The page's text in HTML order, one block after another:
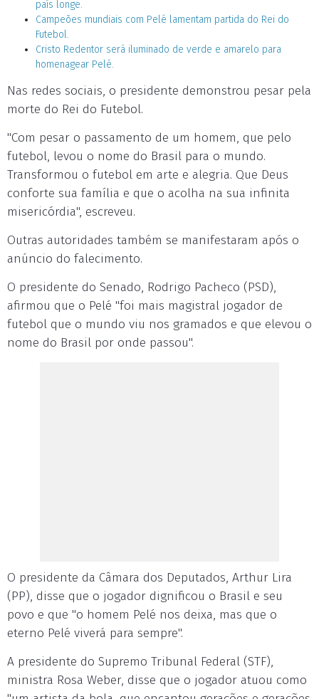
país longe.
Campeões mundiais com Pelé lamentam partida do Rei do
Futebol.
Cristo Redentor será iluminado de verde e amarelo para
homenagear Pelé.
Nas redes sociais, o presidente demonstrou pesar pela
morte do Rei do Futebol.
"Com pesar o passamento de um homem, que pelo
futebol, levou o nome do Brasil para o mundo.
Transformou o futebol em arte e alegria. Que Deus
conforte sua família e que o acolha na sua infinita
misericórdia", escreveu.
Outras autoridades também se manifestaram após o
anúncio do falecimento.
O presidente do Senado, Rodrigo Pacheco (PSD),
afirmou que o Pelé "foi mais magistral jogador de
futebol que o mundo viu nos gramados e que elevou o
nome do Brasil por onde passou".
O presidente da Câmara dos Deputados, Arthur Lira
(PP), disse que o jogador dignificou o Brasil e seu
povo e que "o homem Pelé nos deixa, mas que o
eterno Pelé viverá para sempre".
A presidente do Supremo Tribunal Federal (STF),
ministra Rosa Weber, disse que o jogador atuou como